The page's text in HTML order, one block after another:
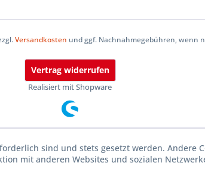
Versandkosten und ggf. Nachnahmegebühren, wenn
Vertrag widerrufen
Realisiert mit Shopware
sind und stets gesetzt werden. Andere
mit anderen Websites und sozialen